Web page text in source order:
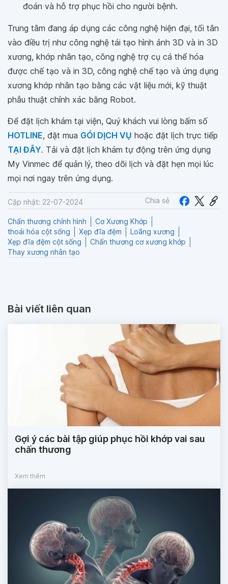
đoán và hỗ trợ phục hồi cho người bệnh.
Trung tâm đang áp dụng các công nghệ hiện đại, tối tân
vào điều trị như công nghệ tái tạo hình ảnh 3D và in 3D
xương, khớp nhân tạo, công nghệ trợ cụ cá thể hóa
được chế tạo và in 3D, công nghệ chế tạo và ứng dụng
xương khớp nhân tạo bằng các vật liệu mới, kỹ thuật
phẫu thuật chính xác bằng Robot.
Để đặt lịch khám tại viện, Quý khách vui lòng bấm số
HOTLINE, đặt mua GÓI DỊCH VỤ hoặc đặt lịch trực tiếp
TẠI ĐÂY. Tải và đặt lịch khám tự động trên ứng dụng
My Vinmec để quản lý, theo dõi lịch và đặt hẹn mọi lúc
mọi nơi ngay trên ứng dụng.
Cập nhật: 22-07-2024 Chia sẻ
Chấn thương chỉnh hình
Cơ Xương Khớp
thoái hóa cột sống
Xẹp đĩa đệm
Loãng xương
Xẹp đĩa đệm cột sống
Chấn thương cơ xương khớp
Thay xương nhân tạo
Bài viết liên quan
Gợi ý các bài tập giúp phục hồi khớp vai sau
chấn thương
Xem thêm